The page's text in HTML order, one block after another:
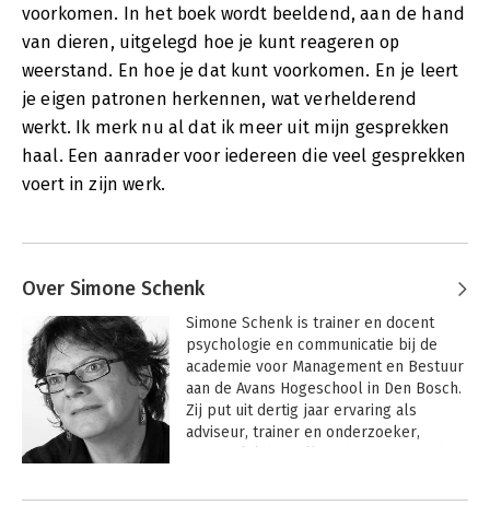
voorkomen. In het boek wordt beeldend, aan de hand
van dieren, uitgelegd hoe je kunt reageren op
weerstand. En hoe je dat kunt voorkomen. En je leert
je eigen patronen herkennen, wat verhelderend
werkt. Ik merk nu al dat ik meer uit mijn gesprekken
haal. Een aanrader voor iedereen die veel gesprekken
voert in zijn werk.
Over Simone Schenk
Simone Schenk is trainer en docent
psychologie en communicatie bij de
academie voor Management en Bestuur
aan de Avans Hogeschool in Den Bosch.
Zij put uit dertig jaar ervaring als
adviseur, trainer en onderzoeker,
opleidingen technische informatica aan